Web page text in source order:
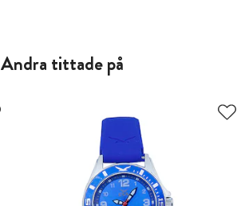
Andra tittade på